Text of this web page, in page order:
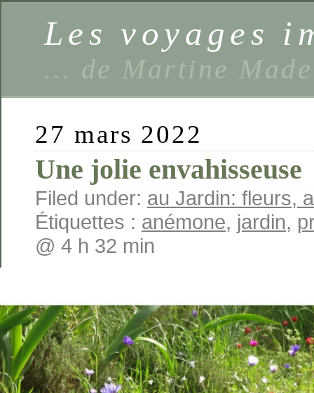
Les voyages
… de Martine
27 mars 2022
Une jolie envahisseuse
Filed under: au Jardin: fleurs,
Étiquettes : anémone, jardin,
@ 4 h 32 min